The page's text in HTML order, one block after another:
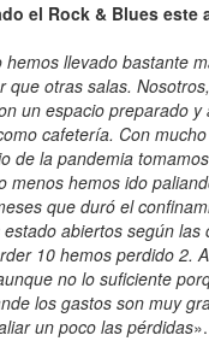
el Rock & Blues este
hemos llevado bastante
que otras salas.
un espacio preparado y
cafetería. Con
de la pandemia
menos hemos ido
que duró el
abiertos según las
10 hemos perdido 2.
no lo suficiente
los gastos son muy
un poco las pérdidas».